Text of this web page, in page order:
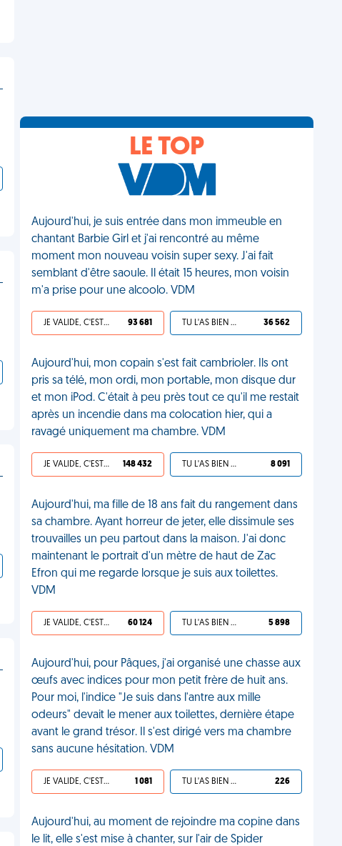
LE TOP
Aujourd'hui, je suis entrée dans mon immeuble en
chantant Barbie Girl et j'ai rencontré au même
moment mon nouveau voisin super sexy. J'ai fait
semblant d'être saoule. Il était 15 heures, mon voisin
m'a prise pour une alcoolo. VDM
JE VALIDE, C'EST UNE VDM 93 681 TU L'AS BIEN MÉRITÉ 36 562
Aujourd'hui, mon copain s'est fait cambrioler. Ils ont
pris sa télé, mon ordi, mon portable, mon disque dur
et mon iPod. C'était à peu près tout ce qu'il me restait
après un incendie dans ma colocation hier, qui a
ravagé uniquement ma chambre. VDM
JE VALIDE, C'EST UNE VDM 148 432 TU L'AS BIEN MÉRITÉ 8 091
Aujourd'hui, ma fille de 18 ans fait du rangement dans
sa chambre. Ayant horreur de jeter, elle dissimule ses
trouvailles un peu partout dans la maison. J'ai donc
maintenant le portrait d'un mètre de haut de Zac
Efron qui me regarde lorsque je suis aux toilettes.
VDM
JE VALIDE, C'EST UNE VDM 60 124 TU L'AS BIEN MÉRITÉ 5 898
Aujourd'hui, pour Pâques, j'ai organisé une chasse aux
œufs avec indices pour mon petit frère de huit ans.
Pour moi, l'indice "Je suis dans l'antre aux mille
odeurs" devait le mener aux toilettes, dernière étape
avant le grand trésor. Il s'est dirigé vers ma chambre
sans aucune hésitation. VDM
JE VALIDE, C'EST UNE VDM 1 081 TU L'AS BIEN MÉRITÉ 226
Aujourd'hui, au moment de rejoindre ma copine dans
le lit, elle s'est mise à chanter, sur l'air de Spider